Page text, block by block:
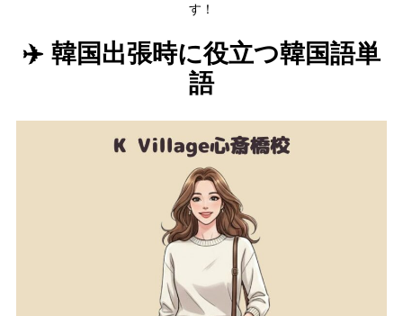
す！
✈️ 韓国出張時に役立つ韓国語単
語